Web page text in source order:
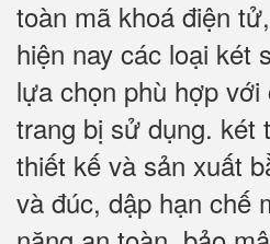
toàn mã khoá điện
hiện nay các loại két
lựa chọn phù hợp
trang bị sử dụng. két
thiết kế và sản xuất
và đúc, dập hạn chế